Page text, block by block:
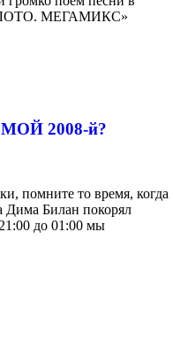
МЕГАМИКС»
МОЙ 2008-й?
помните то время, когда
Дима Билан покорял
до 01:00 мы